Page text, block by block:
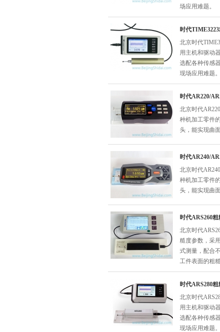
场应用难题。
时代
北京时代
用主机和驱动
选配各种传感
现场应用难题
时代AR220/
北京时代
种机加工零件
头，能实现曲
时代AR240/
北京时代
种机加工零件
头，能实现曲
时代ARS260
北京时代
糙度参数，采
式测量，配合
工件表面的粗
时代ARS280
北京时代
用主机和驱动
选配各种传感
现场应用难题